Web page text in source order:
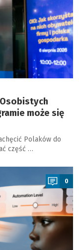
może się
Polaków do
część …
0